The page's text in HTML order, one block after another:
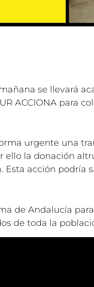
se llevará
ACCIONA para
urgente una
ello la donación
acción podría
de Andalucía
de toda la